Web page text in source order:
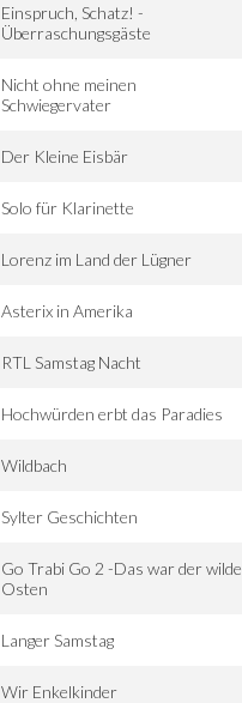
Einspruch, Schatz! -
Überraschungsgäste
Nicht ohne meinen
Schwiegervater
Der Kleine Eisbär
Solo für Klarinette
Lorenz im Land der Lügner
Asterix in Amerika
RTL Samstag Nacht
Hochwürden erbt das Paradies
Wildbach
Sylter Geschichten
Go Trabi Go 2 -Das war der wilde
Osten
Langer Samstag
Wir Enkelkinder